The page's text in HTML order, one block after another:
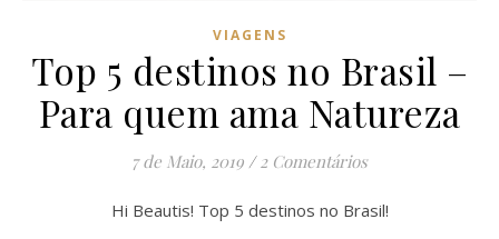
VIAGENS
Top 5 destinos no Brasil –
Para quem ama Natureza
7 de Maio, 2019 / 2 Comentários
Hi Beautis! Top 5 destinos no Brasil!